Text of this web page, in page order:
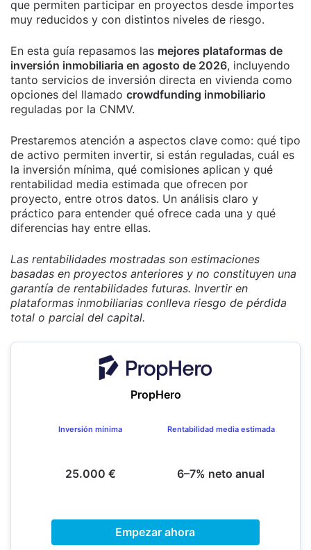
que permiten participar en proyectos desde importes
muy reducidos y con distintos niveles de riesgo.
En esta guía repasamos las mejores plataformas de
inversión inmobiliaria en agosto de 2026, incluyendo
tanto servicios de inversión directa en vivienda como
opciones del llamado crowdfunding inmobiliario
reguladas por la CNMV.
Prestaremos atención a aspectos clave como: qué tipo
de activo permiten invertir, si están reguladas, cuál es
la inversión mínima, qué comisiones aplican y qué
rentabilidad media estimada que ofrecen por
proyecto, entre otros datos. Un análisis claro y
práctico para entender qué ofrece cada una y qué
diferencias hay entre ellas.
Las rentabilidades mostradas son estimaciones
basadas en proyectos anteriores y no constituyen una
garantía de rentabilidades futuras. Invertir en
plataformas inmobiliarias conlleva riesgo de pérdida
total o parcial del capital.
PropHero
Inversión mínima
25.000 €
Rentabilidad media estimada
6–7% neto anual
Empezar ahora